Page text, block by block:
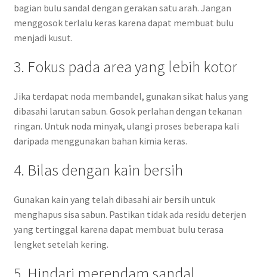
bagian bulu sandal dengan gerakan satu arah. Jangan
menggosok terlalu keras karena dapat membuat bulu
menjadi kusut.
3. Fokus pada area yang lebih kotor
Jika terdapat noda membandel, gunakan sikat halus yang
dibasahi larutan sabun. Gosok perlahan dengan tekanan
ringan. Untuk noda minyak, ulangi proses beberapa kali
daripada menggunakan bahan kimia keras.
4. Bilas dengan kain bersih
Gunakan kain yang telah dibasahi air bersih untuk
menghapus sisa sabun. Pastikan tidak ada residu deterjen
yang tertinggal karena dapat membuat bulu terasa
lengket setelah kering.